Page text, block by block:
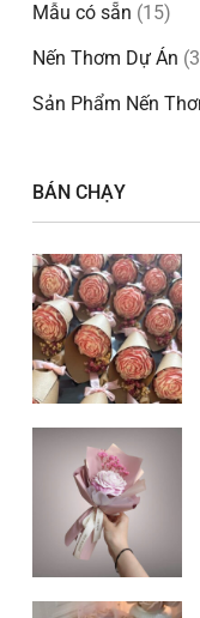
Mẫu có sẵn (15)
Nến Thơm Dự Án
Sản Phẩm Nến
BÁN CHẠY